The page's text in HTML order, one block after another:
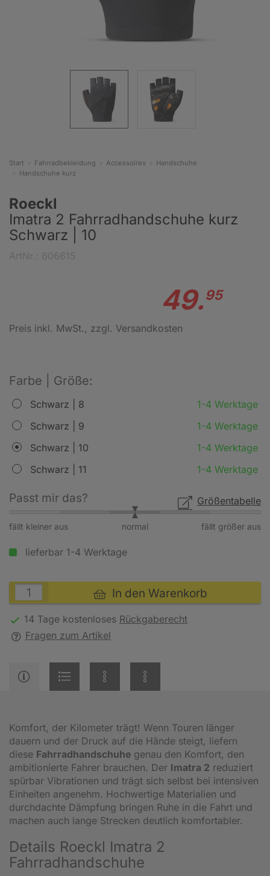
Start Fahrradbekleidung Accessoires
Handschuhe
Handschuhe kurz
Roeckl
Imatra 2 Fahrradhandschuhe kurz
Schwarz | 10
49.95
Preis inkl. MwSt., zzgl. Versandkosten
Farbe | Größe:
Schwarz | 8
1-4 Werktage
Schwarz | 9
1-4 Werktage
Schwarz | 10
1-4 Werktage
Schwarz | 11
1-4 Werktage
Größentabelle
Passt mir das?
fällt kleiner aus fällt größer aus
normal
lieferbar 1-4 Werktage
In den Warenkorb
14 Tage kostenloses Rückgaberecht
Fragen zum Artikel
Komfort, der Kilometer trägt! Wenn Touren länger
dauern und der Druck auf die Hände steigt, liefern
diese Fahrradhandschuhe genau den Komfort, den
ambitionierte Fahrer brauchen. Der Imatra 2 reduziert
spürbar Vibrationen und trägt sich selbst bei intensiven
Einheiten angenehm. Hochwertige Materialien und
durchdachte Dämpfung bringen Ruhe in die Fahrt und
machen auch lange Strecken deutlich komfortabler.
Details Roeckl Imatra 2
Fahrradhandschuhe